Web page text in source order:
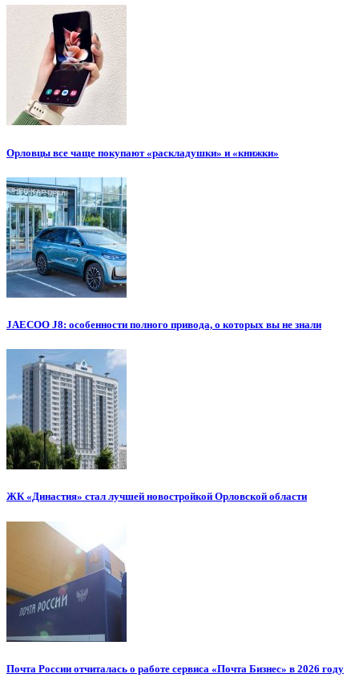
Орловцы все чаще покупают «раскладушки» и «книжки»
JAECOO J8: особенности полного привода, о которых вы не знали
ЖК «Династия» стал лучшей новостройкой Орловской области
Почта России отчиталась о работе сервиса «Почта Бизнес» в 2026 году